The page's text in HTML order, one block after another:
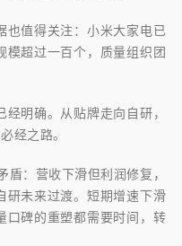
也值得关注：小米大家电已
模超过一百个，质量组织团
明确。从贴牌走向自研，
经之路。
：营收下滑但利润修复，
研未来过渡。短期增速下滑
口碑的重塑都需要时间，转